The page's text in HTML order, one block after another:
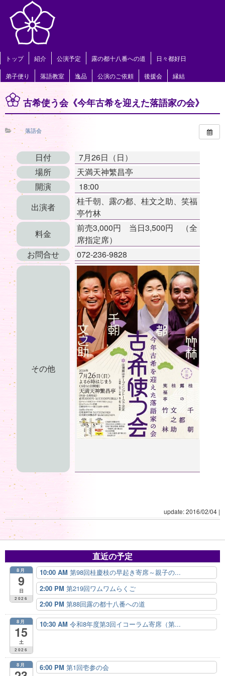
トップ 紹介 公演予定 露の都十八番への道 日々都好日
弟子便り 落語教室 逸品 公演のご依頼 後援会 縁結
古希使う会《今年古希を迎えた落語家の会》
落語会
日付
7月26日（日）
場所
天満天神繁昌亭
開演
18:00
出演者
桂千朝、露の都、桂文之助、笑福
亭竹林
料金
前売3,000円 当日3,500円 （全
席指定席）
お問合せ
072-236-9828
その他
update: 2016/02/04 |
直近の予定
8月
9
日
2026
10:00 AM 第98回桂慶枝の早起き寄席～親子の...
2:00 PM 第219回ワムワムらくご
2:00 PM 第88回露の都十八番への道
8月
15
土
2026
10:30 AM 令和8年度第3回イコーラム寄席（第...
8月 6:00 PM 第1回壱参の会